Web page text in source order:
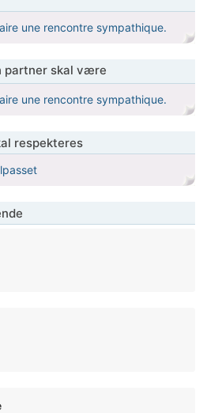
une rencontre sympathique.
partner skal være
une rencontre sympathique.
respekteres